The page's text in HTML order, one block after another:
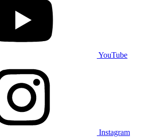
YouTube
Instagram